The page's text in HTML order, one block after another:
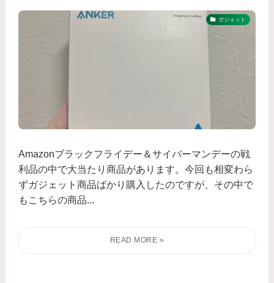
ガジェット
Amazonブラックフライデー＆サイバーマンデーの戦
利品の中で大当たり商品があります。今回も相変わら
ずガジェット商品ばかり購入したのですが、その中で
もこちらの商品...